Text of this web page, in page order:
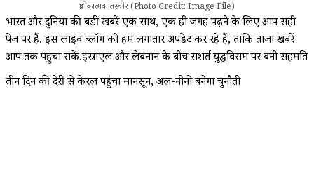
प्रतीकात्मक तस्वीर (Photo Credit: Image File)
भारत और दुनिया की बड़ी खबरें एक साथ, एक ही जगह पढ़ने के लिए आप सही
पेज पर हैं. इस लाइव ब्लॉग को हम लगातार अपडेट कर रहे हैं, ताकि ताजा खबरें
आप तक पहुंचा सकें.इस्राएल और लेबनान के बीच सशर्त युद्धविराम पर बनी सहमति
तीन दिन की देरी से केरल पहुंचा मानसून, अल-नीनो बनेगा चुनौती